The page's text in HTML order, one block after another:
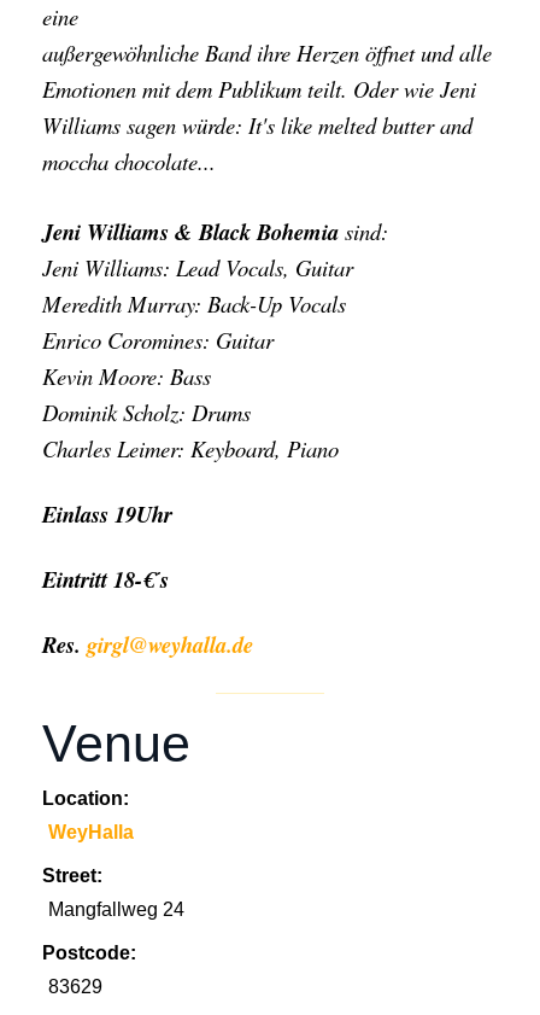
eine
außergewöhnliche Band ihre Herzen öffnet und alle
Emotionen mit dem Publikum teilt. Oder wie Jeni
Williams sagen würde: It's like melted butter and
moccha chocolate...
Jeni Williams & Black Bohemia sind:
Jeni Williams: Lead Vocals, Guitar
Meredith Murray: Back-Up Vocals
Enrico Coromines: Guitar
Kevin Moore: Bass
Dominik Scholz: Drums
Charles Leimer: Keyboard, Piano
Einlass 19Uhr
Eintritt 18-€´s
Res. girgl@weyhalla.de
Venue
Location:
WeyHalla
Street:
Mangfallweg 24
Postcode:
83629